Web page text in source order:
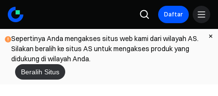
Daftar
Sepertinya Anda mengakses situs web kami dari wilayah AS.
Silakan beralih ke situs AS untuk mengakses produk yang
didukung di wilayah Anda.
Beralih Situs